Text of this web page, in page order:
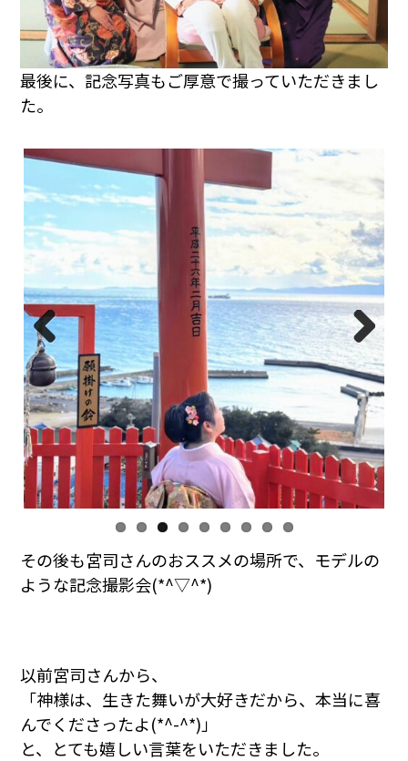
最後に、記念写真もご厚意で撮っていただきまし
た。
Prev
ious
Next
その後も宮司さんのおススメの場所で、モデルの
ような記念撮影会(*^▽^*)
以前宮司さんから、
「神様は、生きた舞いが大好きだから、本当に喜
んでくださったよ(*^-^*)」
と、とても嬉しい言葉をいただきました。